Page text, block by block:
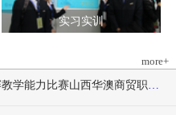
新篇章。
实习实训
more+
西华澳商贸职业学院参赛团队信息公示